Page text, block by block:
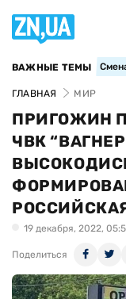
ВАЖНЫЕ ТЕМЫ
ГЛАВНАЯ МИР
ПРИГОЖИН
ЧВК
19 декабря, 2022,
Поделиться